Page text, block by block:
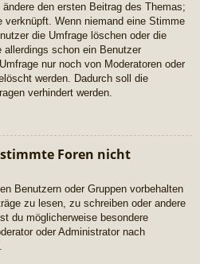
den ersten Beitrag des Themas;
Wenn niemand eine Stimme
die Umfrage löschen oder die
allerdings schon ein Benutzer
nur noch von Moderatoren oder
werden. Dadurch soll die
verhindert werden.
Foren nicht
Benutzern oder Gruppen vorbehalten
zu lesen, zu schreiben oder andere
du möglicherweise besondere
oder Administrator nach